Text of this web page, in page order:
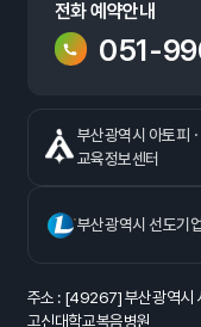
전화 예약안내
051-
부산광역시 아토피
교육정보센터
부산광역시 선도기업
주소 : [49267] 부산광역시
고신대학교복음병원